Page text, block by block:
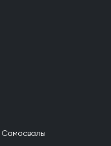
Самосвалы